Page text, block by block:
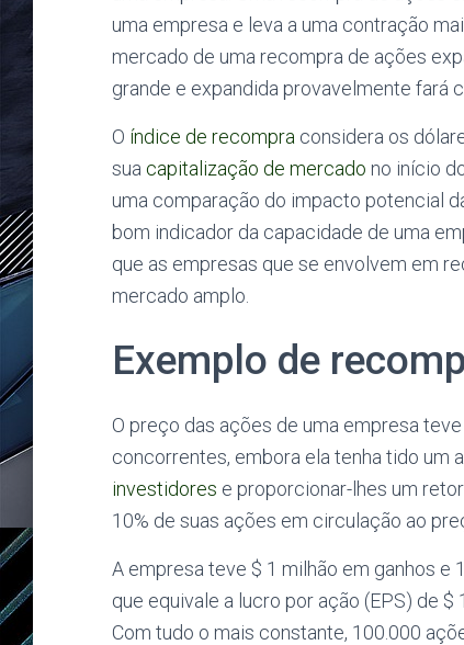
uma empresa e leva a uma contração
mercado de uma recompra de ações
grande e expandida provavelmente fará
O índice de recompra considera os
sua capitalização de mercado no início
uma comparação do impacto potencial
bom indicador da capacidade de uma
que as empresas que se envolvem em
mercado amplo.
Exemplo de
O preço das ações de uma empresa
concorrentes, embora ela tenha tido um
investidores e proporcionar-lhes um
10% de suas ações em circulação ao
A empresa teve $ 1 milhão em ganhos e
que equivale a lucro por ação (EPS) de
Com tudo o mais constante, 100.000